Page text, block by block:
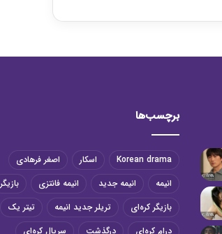
برچسب‌ها
Korean drama اسکار
اصغر فرهادی
انیمه
انیمه جدید انیمه فانتزی
بازیگر
بازیگر کره‌ای
تریلر جدید انیمه
تیتر یک
درام کره‌ای
درگذشت سریال کره‌ای